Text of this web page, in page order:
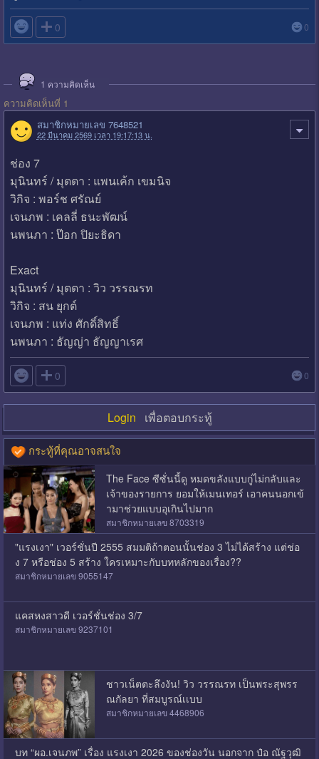
 0 0
1 ความคิดเห็น
ความคิดเห็นที่ 1
สมาชิกหมายเลข 7648521
22 มีนาคม 2569 เวลา 19:17:13 น.
ช่อง 7
มุนินทร์ / มุตตา : แพนเค้ก เขมนิจ
วิกิจ : พอร์ช ศรัณย์
เจนภพ : เคลลี่ ธนะพัฒน์
นพนภา : ป๊อก ปิยะธิดา
Exact
มุนินทร์ / มุตตา : วิว วรรณรท
วิกิจ : สน ยุกต์
เจนภพ : แท่ง ศักดิ์สิทธิ์
นพนภา : ธัญญ่า ธัญญาเรศ
 0 0
Login เพื่อตอบกระทู้
กระทู้ที่คุณอาจสนใจ
The Face ซีซั่นนี้ดู หมดขลังแบบกู่ไม่กลับและ
เจ้าของรายการ ยอมให้เมนเทอร์ เอาคนนอกเข้
ามาช่วยแบบอุเกินไปมาก
สมาชิกหมายเลข 8703319
"แรงเงา" เวอร์ชั่นปี 2555 สมมติถ้าตอนนั้นช่อง 3 ไม่ได้สร้าง แต่ช่อ
ง 7 หรือช่อง 5 สร้าง ใครเหมาะกับบทหลักของเรื่อง??
สมาชิกหมายเลข 9055147
แคสหงสาวดี เวอร์ชั่นช่อง 3/7
สมาชิกหมายเลข 9237101
ชาวเน็ตตะลึงงัน! วิว วรรณรท เป็นพระสุพรร
ณกัลยา ที่สมบูรณ์เเบบ
สมาชิกหมายเลข 4468906
บท “ผอ.เจนภพ” เรื่อง แรงเงา 2026 ของช่องวัน นอกจาก ป๋อ ณัฐวุฒิ